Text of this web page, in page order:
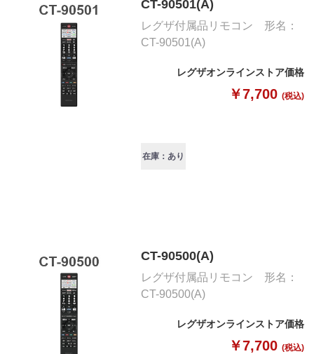
CT-90501(A)
レグザ付属品リモコン 形名：
CT-90501(A)
レグザオンラインストア価格
￥7,700 (税込)
在庫：あり
CT-90500(A)
レグザ付属品リモコン 形名：
CT-90500(A)
レグザオンラインストア価格
￥7,700 (税込)